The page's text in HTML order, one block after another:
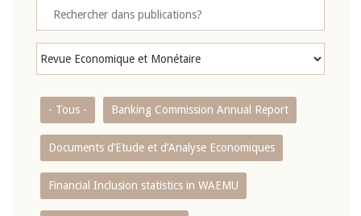
- Tous - Banking Commission Annual Report
Documents d’Etude et d’Analyse Economiques
Financial Inclusion statistics in WAEMU